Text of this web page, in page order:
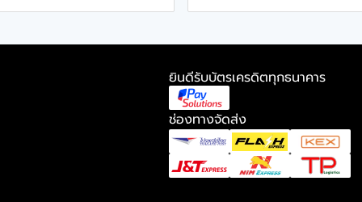
ยินดีรับบัตรเครดิตทุกธนาคาร
ช่องทางจัดส่ง